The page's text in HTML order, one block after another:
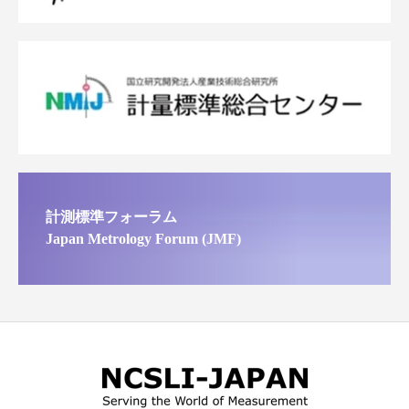
計測標準フォーラム
Japan Metrology Forum (JMF)